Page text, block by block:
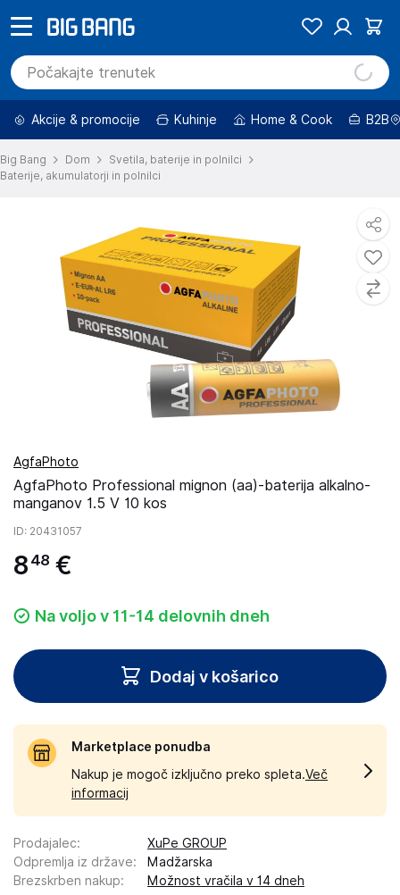
Akcije & promocije Kuhinje Home & Cook B2B
Big Bang Dom
Svetila, baterije in polnilci
Baterije, akumulatorji in polnilci
AgfaPhoto
AgfaPhoto Professional mignon (aa)-baterija alkalno-
manganov 1.5 V 10 kos
ID: 20431057
8 48 €
Na voljo v 11-14 delovnih dneh
Dodaj v košarico
Marketplace ponudba
Nakup je mogoč izključno preko spleta.Več
informacij
Prodajalec:
XuPe GROUP
Odpremlja iz države:
Madžarska
Brezskrben nakup: Možnost vračila v 14 dneh